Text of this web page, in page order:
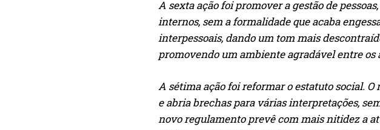
A sexta ação foi promover a gestão de
internos, sem a formalidade que acaba
interpessoais, dando um tom mais
promovendo um ambiente agradável entre os
A sétima ação foi reformar o estatuto social.
e abria brechas para várias interpretações,
novo regulamento prevê com mais nitidez a